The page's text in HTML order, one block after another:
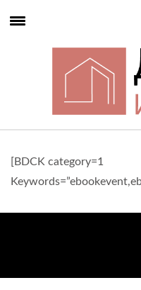
[BDCK category=1